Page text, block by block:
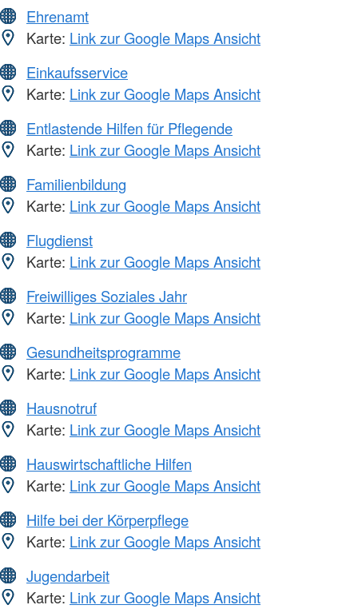
Ehrenamt
Karte: Link zur Google Maps Ansicht
Einkaufsservice
Karte: Link zur Google Maps Ansicht
Entlastende Hilfen für Pflegende
Karte: Link zur Google Maps Ansicht
Familienbildung
Karte: Link zur Google Maps Ansicht
Flugdienst
Karte: Link zur Google Maps Ansicht
Freiwilliges Soziales Jahr
Karte: Link zur Google Maps Ansicht
Gesundheitsprogramme
Karte: Link zur Google Maps Ansicht
Hausnotruf
Karte: Link zur Google Maps Ansicht
Hauswirtschaftliche Hilfen
Karte: Link zur Google Maps Ansicht
Hilfe bei der Körperpflege
Karte: Link zur Google Maps Ansicht
Jugendarbeit
Karte: Link zur Google Maps Ansicht